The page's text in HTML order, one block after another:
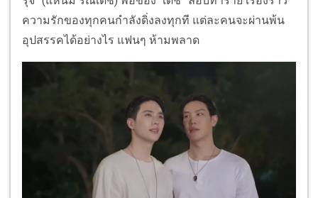
ความรักของทุกคนกำลังดิ่งลงทุกที แต่ละคนจะผ่านพ้น
อุปสรรคได้อย่างไร แฟนๆ ห้ามพลาด